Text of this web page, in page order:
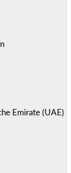
Emirate (UAE)